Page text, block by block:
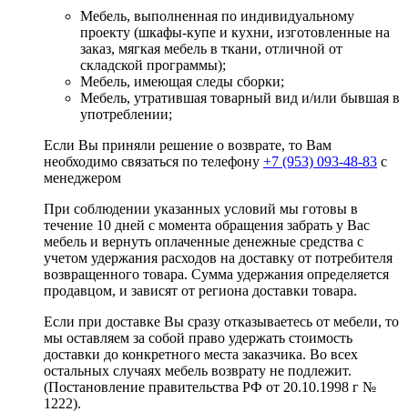
Мебель, выполненная по индивидуальному
проекту (шкафы-купе и кухни, изготовленные на
заказ, мягкая мебель в ткани, отличной от
складской программы);
Мебель, имеющая следы сборки;
Мебель, утратившая товарный вид и/или бывшая в
употреблении;
Если Вы приняли решение о возврате, то Вам
необходимо связаться по телефону +7 (953) 093-48-83 с
менеджером
При соблюдении указанных условий мы готовы в
течение 10 дней с момента обращения забрать у Вас
мебель и вернуть оплаченные денежные средства с
учетом удержания расходов на доставку от потребителя
возвращенного товара. Сумма удержания определяется
продавцом, и зависят от региона доставки товара.
Если при доставке Вы сразу отказываетесь от мебели, то
мы оставляем за собой право удержать стоимость
доставки до конкретного места заказчика. Во всех
остальных случаях мебель возврату не подлежит.
(Постановление правительства РФ от 20.10.1998 г №
1222).